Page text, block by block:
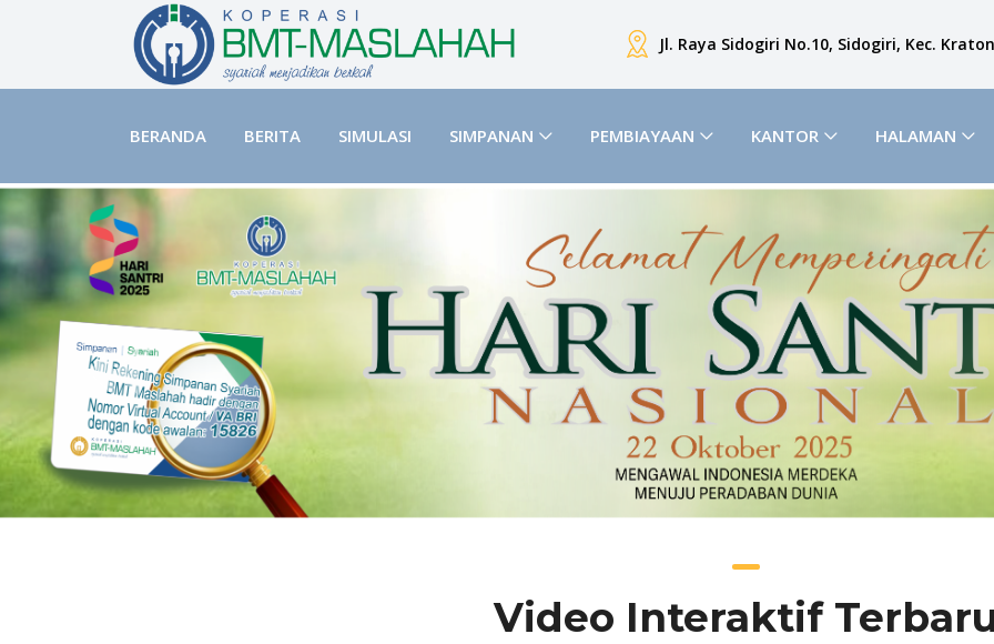
Jl. Raya Sidogiri No.10, Sidogiri, Kec.
BERANDA BERITA SIMULASI SIMPANAN PEMBIAYAAN KANTOR HALAMAN
⏪Previous
Video Interaktif